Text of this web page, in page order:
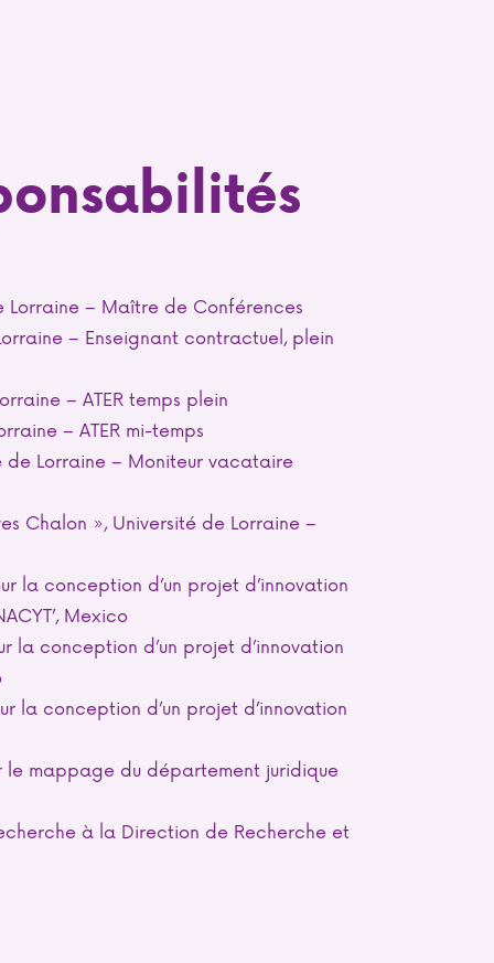
Lorraine – Maître de Conférences
– Enseignant contractuel, plein
– ATER temps plein
– ATER mi-temps
de Lorraine – Moniteur vacataire
Chalon », Université de Lorraine –
la conception d’un projet d’innovation
Mexico
la conception d’un projet d’innovation
la conception d’un projet d’innovation
le mappage du département juridique
à la Direction de Recherche et